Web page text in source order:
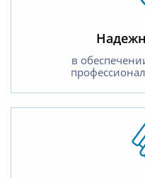
в